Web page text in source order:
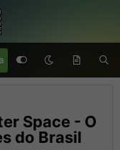
Space - O
do Brasil